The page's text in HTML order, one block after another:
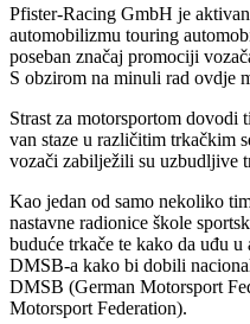
Pfister-Racing GmbH je
automobilizmu touring
poseban značaj promociji
S obzirom na minuli rad ovdje
Strast za motorsportom dovodi
van staze u različitim trkačkim
vozači zabilježili su uzbudljive
Kao jedan od samo nekoliko
nastavne radionice škole
buduće trkače te kako da uđu
DMSB-a kako bi dobili
DMSB (German Motorsport
Motorsport Federation).